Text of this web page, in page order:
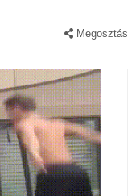
Megosztás